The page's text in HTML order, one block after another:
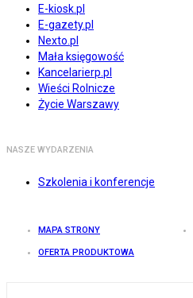
E-kiosk.pl
E-gazety.pl
Nexto.pl
Mała księgowość
Kancelarierp.pl
Wieści Rolnicze
Życie Warszawy
NASZE WYDARZENIA
Szkolenia i konferencje
MAPA STRONY
OFERTA PRODUKTOWA